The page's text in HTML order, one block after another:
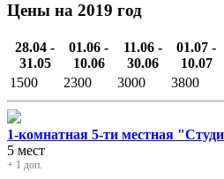
Цены на 2019 год
28.04 -
31.05
01.06 -
10.06
11.06 -
30.06
01.07 -
10.07
1500
2300 3000 3800
1-комнатная 5-ти местная
5 мест
+ 1 доп.